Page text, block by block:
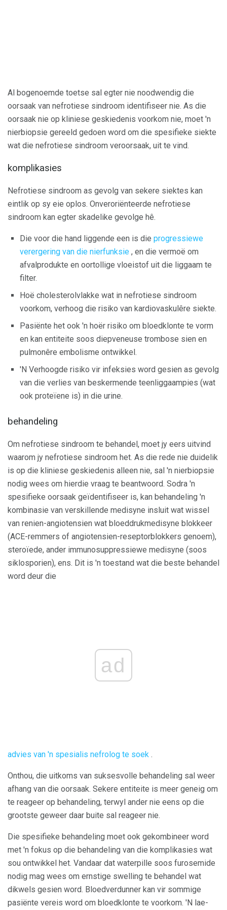
Al bogenoemde toetse sal egter nie noodwendig die
oorsaak van nefrotiese sindroom identifiseer nie. As die
oorsaak nie op kliniese geskiedenis voorkom nie, moet 'n
nierbiopsie gereeld gedoen word om die spesifieke siekte
wat die nefrotiese sindroom veroorsaak, uit te vind.
komplikasies
Nefrotiese sindroom as gevolg van sekere siektes kan
eintlik op sy eie oplos. Onveroriënteerde nefrotiese
sindroom kan egter skadelike gevolge hê.
Die voor die hand liggende een is die progressiewe
verergering van die nierfunksie , en die vermoë om
afvalprodukte en oortollige vloeistof uit die liggaam te
filter.
Hoë cholesterolvlakke wat in nefrotiese sindroom
voorkom, verhoog die risiko van kardiovaskulêre siekte.
Pasiënte het ook 'n hoër risiko om bloedklonte te vorm
en kan entiteite soos diepveneuse trombose sien en
pulmonêre embolisme ontwikkel.
'N Verhoogde risiko vir infeksies word gesien as gevolg
van die verlies van beskermende teenliggaampies (wat
ook proteïene is) in die urine.
behandeling
Om nefrotiese sindroom te behandel, moet jy eers uitvind
waarom jy nefrotiese sindroom het. As die rede nie duidelik
is op die kliniese geskiedenis alleen nie, sal 'n nierbiopsie
nodig wees om hierdie vraag te beantwoord. Sodra 'n
spesifieke oorsaak geïdentifiseer is, kan behandeling 'n
kombinasie van verskillende medisyne insluit wat wissel
van renien-angiotensien wat bloeddrukmedisyne blokkeer
(ACE-remmers of angiotensien-reseptorblokkers genoem),
steroïede, ander immunosuppressiewe medisyne (soos
siklosporien), ens. Dit is 'n toestand wat die beste behandel
word deur die
ad
advies van 'n spesialis nefrolog te soek .
Onthou, die uitkoms van suksesvolle behandeling sal weer
afhang van die oorsaak. Sekere entiteite is meer geneig om
te reageer op behandeling, terwyl ander nie eens op die
grootste geweer daar buite sal reageer nie.
Die spesifieke behandeling moet ook gekombineer word
met 'n fokus op die behandeling van die komplikasies wat
sou ontwikkel het. Vandaar dat waterpille soos furosemide
nodig mag wees om ernstige swelling te behandel wat
dikwels gesien word. Bloedverdunner kan vir sommige
pasiënte vereis word om bloedklonte te voorkom. 'N lae-